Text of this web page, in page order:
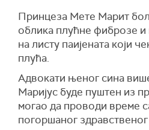
Принцеза Мете Марит
облика плућне фиброзе и
на листу паијената који
плућа.
Адвокати њеног сина
Маријус буде пуштен из
могао да проводи време
погоршаног